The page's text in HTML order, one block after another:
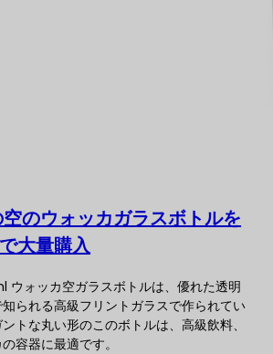
のウォッカガラスボトルを
大量購入
ウォッカ空ガラスボトルは、優れた透明
られる高級フリントガラスで作られてい
トな丸い形のこのボトルは、高級飲料、
容器に最適です。